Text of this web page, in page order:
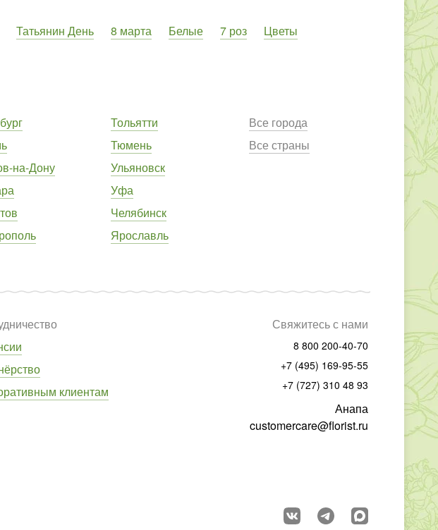
Татьянин День 8 марта Белые 7 роз Цветы
на-Дону
Тольятти
Тюмень
Ульяновск
Уфа
Челябинск
Ярославль
Все города
Все страны
клиентам
Свяжитесь с нами
8 800 200-40-70
+7 (495) 169-95-55
+7 (727) 310 48 93
Анапа
customercare@florist.ru